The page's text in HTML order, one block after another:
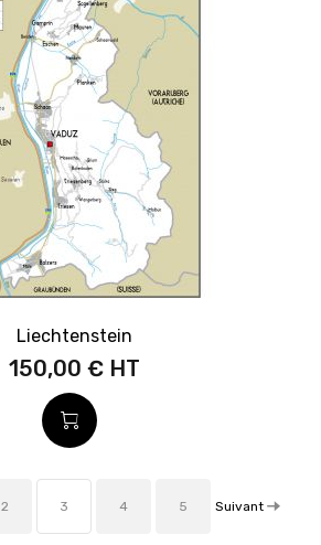
Liechtenstein
150,00 €
2 3 4 5 Suivant